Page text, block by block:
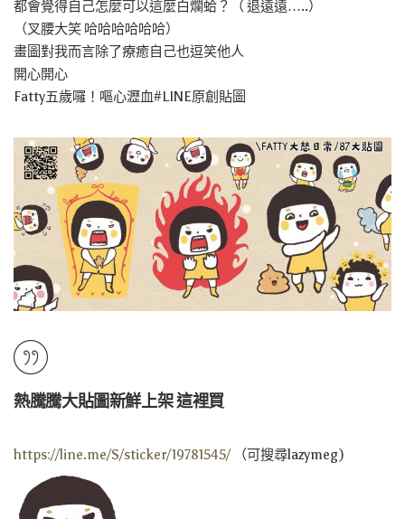
都會覺得自己怎麼可以這麼白爛蛤？（ 退遠遠…..）
（叉腰大笑 哈哈哈哈哈哈）
畫圖對我而言除了療癒自己也逗笑他人
開心開心
Fatty五歲囉！嘔心瀝血#LINE原創貼圖
熱騰騰大貼圖新鮮上架 這裡買
https://line.me/S/sticker/19781545/ （可搜尋lazymeg)